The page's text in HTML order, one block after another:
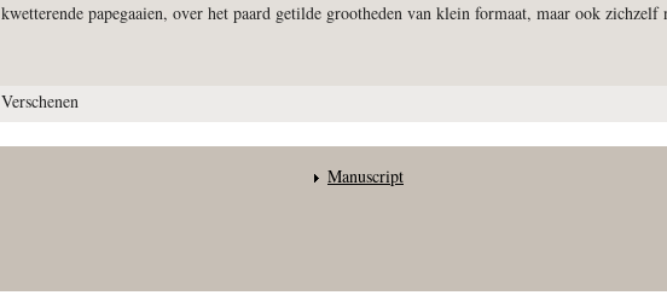
kwetterende papegaaien, over het paard getilde grootheden van klein formaat, maar ook zichzelf
Verschenen
Manuscript